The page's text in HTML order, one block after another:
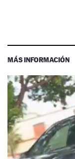
MÁS INFORMACIÓN